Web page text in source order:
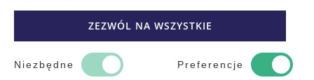
ZEZWÓL NA WSZYSTKIE
Niezbędne Preferencje
Odstąp od umowy
Kontakt